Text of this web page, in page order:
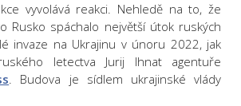
vyvolává reakci. Nehledě na to, že
Rusko spáchalo největší útok ruských
invaze na Ukrajinu v únoru 2022, jak
letectva Jurij Ihnat agentuře
. Budova je sídlem ukrajinské vlády